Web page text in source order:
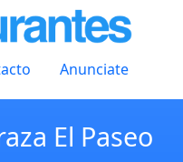
Anunciate
El Paseo